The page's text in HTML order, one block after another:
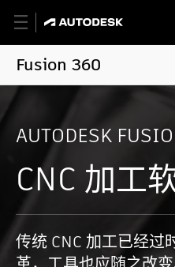
Fusion 360
AUTODESK
CNC 加工
传统 CNC 加工已经过